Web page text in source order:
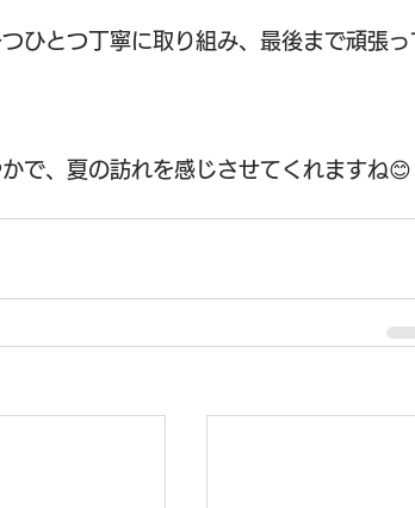
ひとつ丁寧に取り組み、最後まで頑張っ
で、夏の訪れを感じさせてくれますね😊